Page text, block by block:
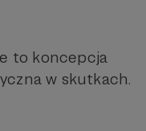
to koncepcja
w skutkach.